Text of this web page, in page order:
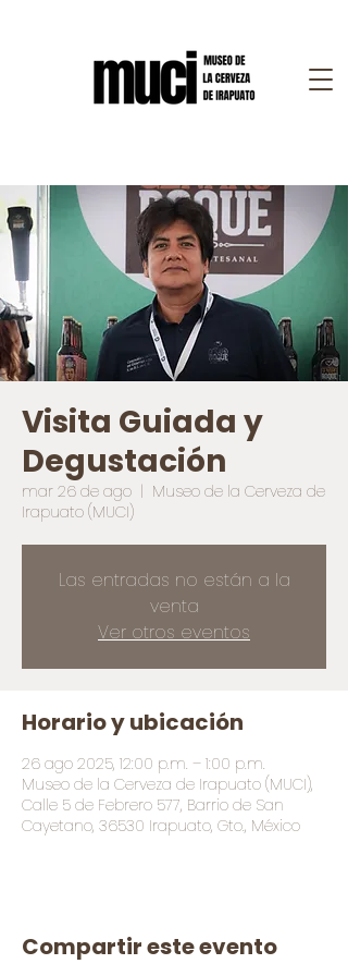
Visita Guiada y
Degustación
mar 26 de ago
  |
Museo de la Cerveza de
Irapuato (MUCI)
Las entradas no están a la
venta
Ver otros eventos
Horario y ubicación
26 ago 2025, 12:00 p.m. – 1:00 p.m.
Museo de la Cerveza de Irapuato (MUCI),
Calle 5 de Febrero 577, Barrio de San
Cayetano, 36530 Irapuato, Gto., México
Compartir este evento